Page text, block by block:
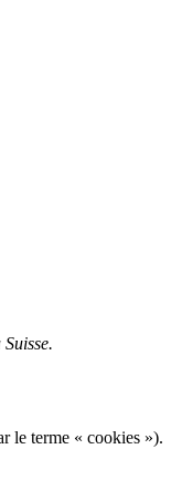
le terme « cookies »).